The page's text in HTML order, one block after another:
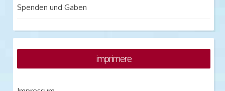
Spenden und Gaben
imprimere